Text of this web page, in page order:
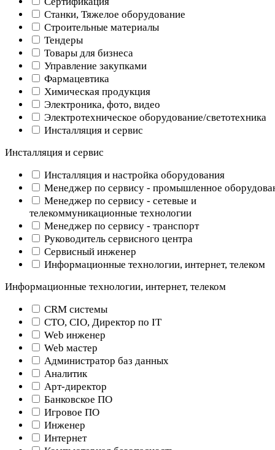
Станки, Тяжелое оборудование
Строительные материалы
Тендеры
Товары для бизнеса
Управление закупками
Фармацевтика
Химическая продукция
Электроника, фото, видео
Электротехническое оборудование/светотехника
Инсталляция и сервис
Инсталляция и сервис
Инсталляция и настройка оборудования
Менеджер по сервису - промышленное
Менеджер по сервису - сетевые и
телекоммуникационные технологии
Менеджер по сервису - транспорт
Руководитель сервисного центра
Сервисный инженер
Информационные технологии, интернет, телеком
Информационные технологии, интернет, телеком
CRM системы
CTO, CIO, Директор по IT
Web инженер
Web мастер
Администратор баз данных
Аналитик
Арт-директор
Банковское ПО
Игровое ПО
Инженер
Интернет